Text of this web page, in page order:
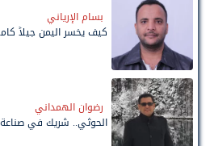
بسام الإرياني
كيف يخسر اليمن جيلاً
رضوان الهمداني
الحوثي.. شريك في صناعة